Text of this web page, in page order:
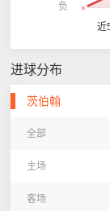
负
近
进球分布
茨伯翰
全部
主场
客场